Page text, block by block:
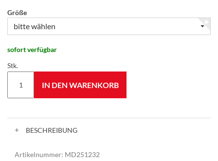
Größe
bitte wählen
sofort verfügbar
Stk.
IN DEN WARENKORB
BESCHREIBUNG
Artikelnummer: MD251232